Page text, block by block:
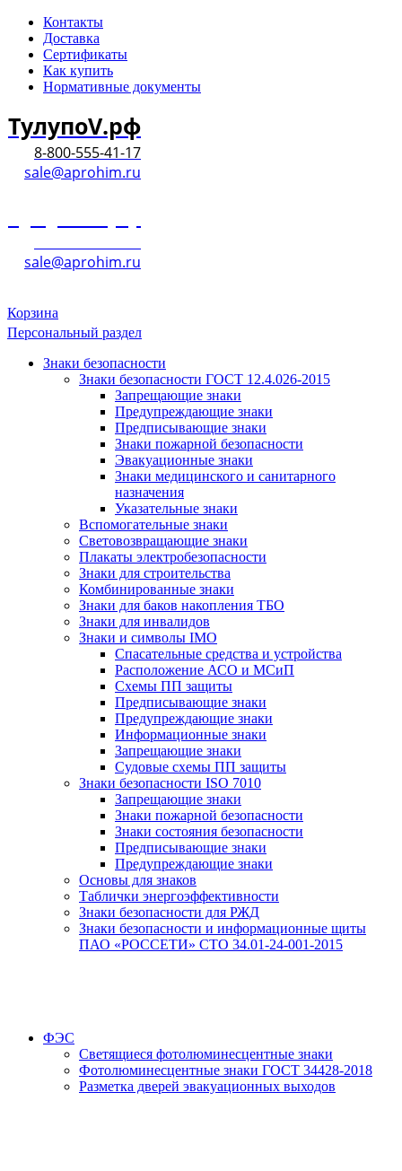
Контакты
Доставка
Сертификаты
Как купить
Нормативные документы
ТулупоV.рф
8-800-555-41-17
sale@aprohim.ru
sale@aprohim.ru
Корзина
Персональный раздел
Знаки безопасности
Знаки безопасности ГОСТ 12.4.026-2015
Запрещающие знаки
Предупреждающие знаки
Предписывающие знаки
Знаки пожарной безопасности
Эвакуационные знаки
Знаки медицинского и санитарного
назначения
Указательные знаки
Вспомогательные знаки
Световозвращающие знаки
Плакаты электробезопасности
Знаки для строительства
Комбинированные знаки
Знаки для баков накопления ТБО
Знаки для инвалидов
Знаки и символы IMO
Спасательные средства и устройства
Расположение АСО и МСиП
Схемы ПП защиты
Предписывающие знаки
Предупреждающие знаки
Информационные знаки
Запрещающие знаки
Судовые схемы ПП защиты
Знаки безопасности ISO 7010
Запрещающие знаки
Знаки пожарной безопасности
Знаки состояния безопасности
Предписывающие знаки
Предупреждающие знаки
Основы для знаков
Таблички энергоэффективности
Знаки безопасности для РЖД
Знаки безопасности и информационные щиты
ПАО «РОССЕТИ» СТО 34.01-24-001-2015
ФЭС
Светящиеся фотолюминесцентные знаки
Фотолюминесцентные знаки ГОСТ 34428-2018
Разметка дверей эвакуационных выходов